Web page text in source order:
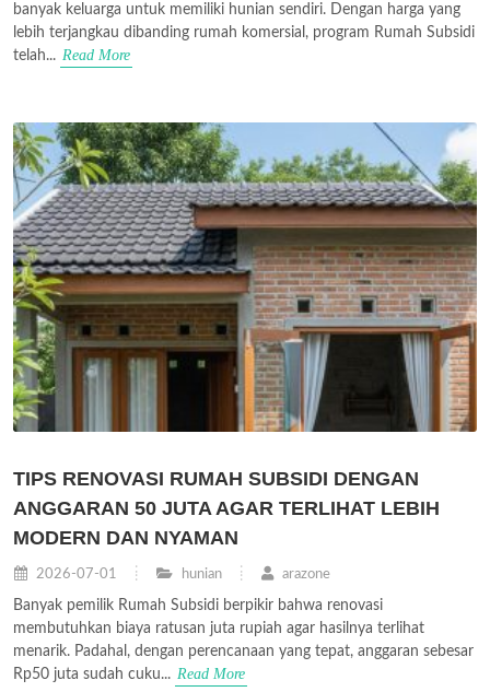
banyak keluarga untuk memiliki hunian sendiri. Dengan harga yang
lebih terjangkau dibanding rumah komersial, program Rumah Subsidi
telah... Read More
TIPS RENOVASI RUMAH SUBSIDI DENGAN
ANGGARAN 50 JUTA AGAR TERLIHAT LEBIH
MODERN DAN NYAMAN
2026-07-01 hunian arazone
Banyak pemilik Rumah Subsidi berpikir bahwa renovasi
membutuhkan biaya ratusan juta rupiah agar hasilnya terlihat
menarik. Padahal, dengan perencanaan yang tepat, anggaran sebesar
Rp50 juta sudah cuku... Read More